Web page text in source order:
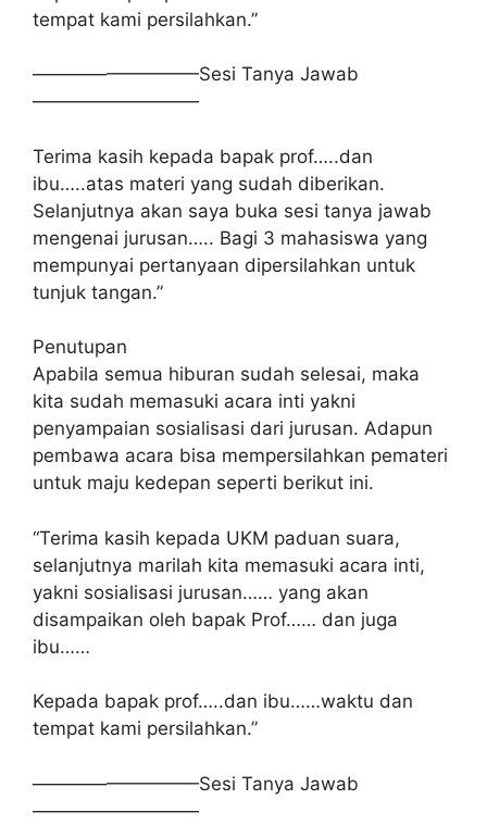
tempat kami persilahkan.”
—————————Sesi Tanya Jawab
—————————
Terima kasih kepada bapak prof…..dan
ibu…..atas materi yang sudah diberikan.
Selanjutnya akan saya buka sesi tanya jawab
mengenai jurusan….. Bagi 3 mahasiswa yang
mempunyai pertanyaan dipersilahkan untuk
tunjuk tangan.”
Penutupan
Apabila semua hiburan sudah selesai, maka
kita sudah memasuki acara inti yakni
penyampaian sosialisasi dari jurusan. Adapun
pembawa acara bisa mempersilahkan pemateri
untuk maju kedepan seperti berikut ini.
“Terima kasih kepada UKM paduan suara,
selanjutnya marilah kita memasuki acara inti,
yakni sosialisasi jurusan…… yang akan
disampaikan oleh bapak Prof…… dan juga
ibu……
Kepada bapak prof…..dan ibu……waktu dan
tempat kami persilahkan.”
—————————Sesi Tanya Jawab
—————————